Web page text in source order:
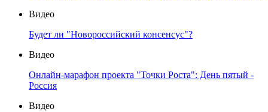
Видео
Будет ли "Новороссийский консенсус"?
Видео
Онлайн-марафон проекта "Точки Роста": День пятый -
Россия
Видео